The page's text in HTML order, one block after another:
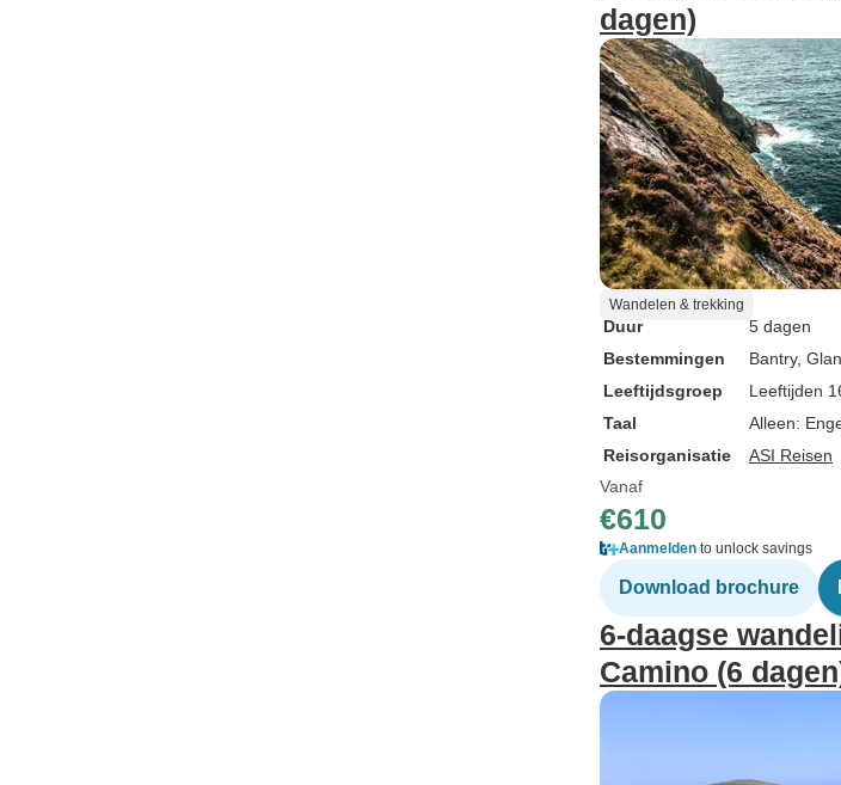
dagen)
Wandelen & trekking
Duur
5 dagen
Bestemmingen
Bantry,
Leeftijdsgroep
Leeftijden
Taal
Alleen:
Reisorganisatie
ASI Reisen
Vanaf
€610
Aanmelden to unlock savings
Download brochure
6-daagse
Camino (6